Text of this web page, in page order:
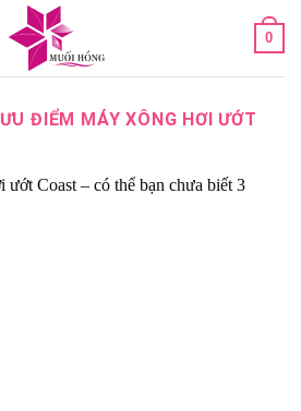
0
ƯU ĐIỂM MÁY XÔNG HƠI ƯỚT